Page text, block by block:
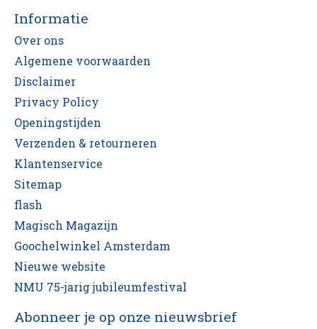
Informatie
Over ons
Algemene voorwaarden
Disclaimer
Privacy Policy
Openingstijden
Verzenden & retourneren
Klantenservice
Sitemap
flash
Magisch Magazijn
Goochelwinkel Amsterdam
Nieuwe website
NMU 75-jarig jubileumfestival
Abonneer je op onze nieuwsbrief